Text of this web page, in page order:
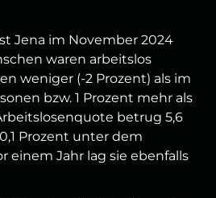
Jena im November 2024
waren arbeitslos
weniger (-2 Prozent) als im
bzw. 1 Prozent mehr als
betrug 5,6
Prozent unter dem
einem Jahr lag sie ebenfalls